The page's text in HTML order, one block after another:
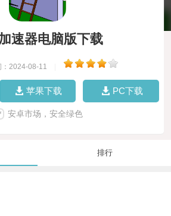
速器电脑版下载
：2024-08-11
苹果下载 PC下载
安卓市场，安全绿色
排行